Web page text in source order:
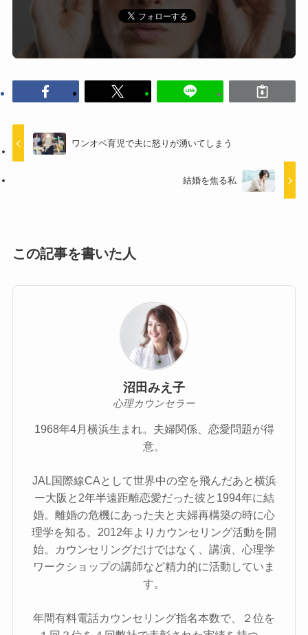
ワンオペ育児で夫に怒りが湧いてしまう
結婚を焦る私
この記事を書いた人
沼田みえ子
心理カウンセラー
1968年4月横浜生まれ。夫婦関係、恋愛問題が得
意。
JAL国際線CAとして世界中の空を飛んだあと横浜
ー大阪と2年半遠距離恋愛だった彼と1994年に結
婚。離婚の危機にあった夫と夫婦再構築の時に心
理学を知る。2012年よりカウンセリング活動を開
始。カウンセリングだけではなく、講演、心理学
ワークショップの講師など精力的に活動していま
す。
年間有料電話カウンセリング指名本数で、２位を